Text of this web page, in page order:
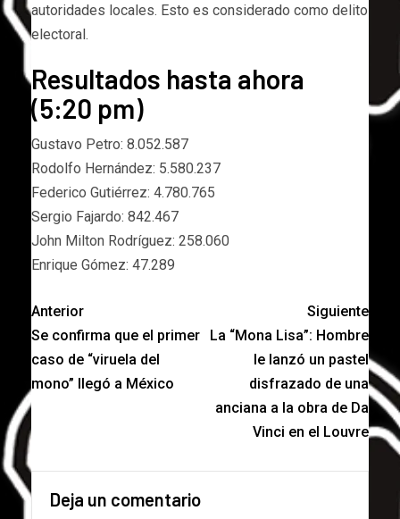
autoridades locales. Esto es considerado como delito
electoral.
Resultados hasta ahora
(5:20 pm)
Gustavo Petro: 8.052.587
​Rodolfo Hernández: 5.580.237
Federico Gutiérrez: 4.780.765
Sergio Fajardo: 842.467
John Milton Rodríguez: 258.060
Enrique Gómez: 47.289
Anterior
Se confirma que el primer
caso de “viruela del
mono” llegó a México
Siguiente
La “Mona Lisa”: Hombre
le lanzó un pastel
disfrazado de una
anciana a la obra de Da
Vinci en el Louvre
Deja un comentario